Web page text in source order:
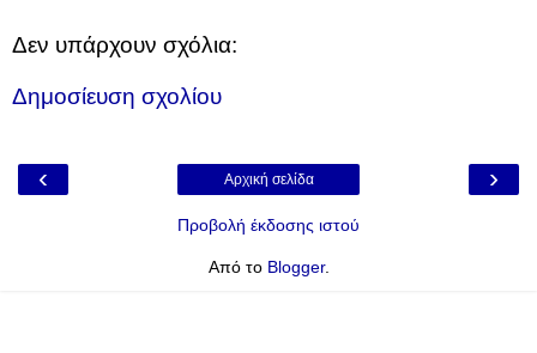
Δεν υπάρχουν σχόλια:
Δημοσίευση σχολίου
‹ ›
Αρχική σελίδα
Προβολή έκδοσης ιστού
Από το Blogger.